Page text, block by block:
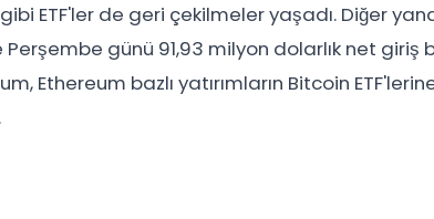
ETF'ler de geri çekilmeler yaşadı. Diğer
Perşembe günü 91,93 milyon dolarlık net giriş
Ethereum bazlı yatırımların Bitcoin